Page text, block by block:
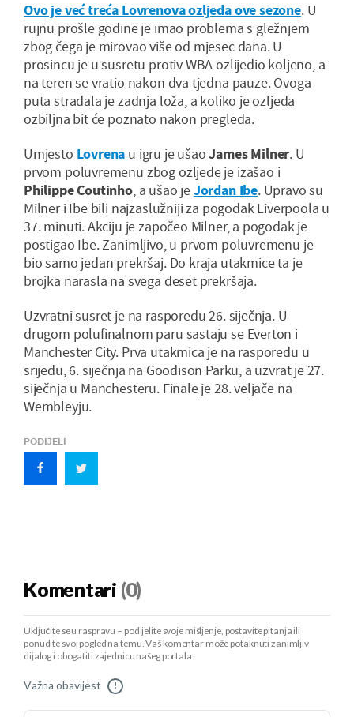
Ovo je već treća Lovrenova ozljeda ove sezone. U
rujnu prošle godine je imao problema s gležnjem
zbog čega je mirovao više od mjesec dana. U
prosincu je u susretu protiv WBA ozlijedio koljeno, a
na teren se vratio nakon dva tjedna pauze. Ovoga
puta stradala je zadnja loža, a koliko je ozljeda
ozbiljna bit će poznato nakon pregleda.
Umjesto Lovrena u igru je ušaoJames Milner. U
prvom poluvremenu zbog ozljede je izašao i
Philippe Coutinho, a ušao jeJordan Ibe. Upravo su
Milner i Ibe bili najzaslužniji za pogodak Liverpoola u
37. minuti. Akciju je započeo Milner, a pogodak je
postigao Ibe. Zanimljivo, u prvom poluvremenu je
bio samo jedan prekršaj. Do kraja utakmice ta je
brojka narasla na svega deset prekršaja.
Uzvratni susret je na rasporedu 26. siječnja. U
drugom polufinalnom paru sastaju se Everton i
Manchester City. Prva utakmica je na rasporedu u
srijedu, 6. siječnja na Goodison Parku, a uzvrat je 27.
siječnja u Manchesteru. Finale je 28. veljače na
Wembleyju.
PODIJELI
Komentari (0)
Uključite se u raspravu – podijelite svoje mišljenje, postavite pitanja ili
ponudite svoj pogled na temu. Vaš komentar može potaknuti zanimljiv
dijalog i obogatiti zajednicu našeg portala.
Važna obavijest !